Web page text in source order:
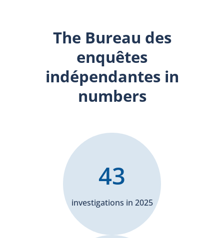
The Bureau des
enquêtes
indépendantes in
numbers
investigations in 2025
43